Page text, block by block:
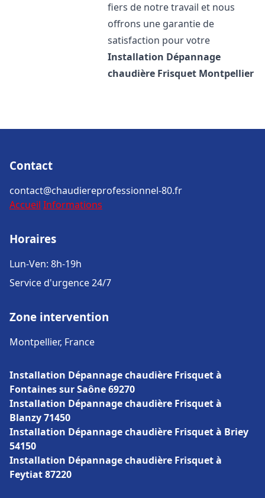
fiers de notre travail et nous
offrons une garantie de
satisfaction pour votre
Installation Dépannage
chaudière Frisquet Montpellier
Contact
contact@chaudiereprofessionnel-80.fr
Accueil Informations
Horaires
Lun-Ven: 8h-19h
Service d'urgence 24/7
Zone intervention
Montpellier, France
Installation Dépannage chaudière Frisquet à
Fontaines sur Saône 69270
Installation Dépannage chaudière Frisquet à
Blanzy 71450
Installation Dépannage chaudière Frisquet à Briey
54150
Installation Dépannage chaudière Frisquet à
Feytiat 87220